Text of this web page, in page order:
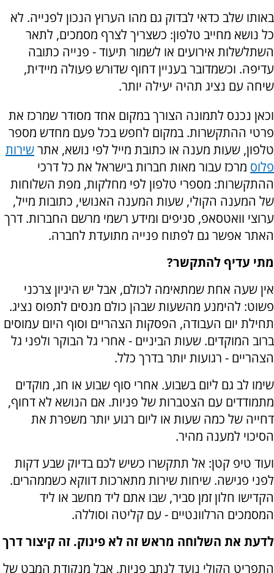
באותו שלב כדאי לבדוק גם מהו הערוץ הנכון לפנייה. לא
כל נושא מחייב טלפון: כשצריך לצרף מסמכים, לתאר
השתלשלות אירועים או לשמור תיעוד - פנייה כתובה
עדיפה. וכשמדובר בעניין דחוף שדורש פעולה מיידית,
שיחה עם נציג תהיה יעילה יותר.
וכאן נכנס לתמונה הצורך במקום אחד מסודר שמרכז את
פרטי ההתקשרות. במקום לחפש בכל פעם מחדש מספר
טלפון, שעות מענה או כתובת מייל לפי נושא, אתרשירות
פלוס מרכז עבור מאות חברות בישראל את כל דרכי
ההתקשרות: מספרי טלפון לפי מחלקות, מפת השלוחות
של המענה הקולי, שעות המענה האנושי, כתובות מייל,
ערוצי וואטסאפ, סניפים ומידע רשמי מרשם החברות. דרך
האתר אפשר גם לפתוח פנייה מתועדת לחברה.
מתי עדיף להתקשר?
אין שעה אחת שמתאימה לכולם, אבל יש היגיון צרכני
פשוט: להימנע מהשעות שבהן כולם מנסים לתפוס נציג.
תחילת יום העבודה, הפסקות הצהריים וסוף היום עמוסים
ברוב המוקדים. שעות הביניים - אחרי גל הבוקר ולפני גל
הצהריים - רגועות יותר בדרך כלל.
שימו לב גם ליום בשבוע. אחרי סוף שבוע או חג, מוקדים
מתמודדים עם הצטברות של פניות. אם הנושא לא דחוף,
דחייה של כמה שעות או ליום רגוע יותר משפרת את
הסיכוי למענה מהיר.
ועוד טיפ קטן: אל תתקשרו כשיש לכם בדיוק שבע דקות
לפני פגישה. שיחות שירות מתארכות דווקא כשממהרים.
הקדישו חלון זמן סביר, שבו אתם ליד מחשב או ליד
המסמכים הרלוונטיים - עם קליטה וסוללה.
לדעת את השלוחה מראש זה לא פינוק. זה קיצור דרך
התפריט הקולי נועד לנתב פניות, אבל מנקודת המבט של